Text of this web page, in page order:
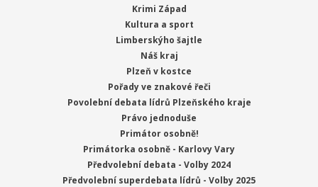
Krimi Západ
Kultura a sport
Limberskýho šajtle
Náš kraj
Plzeň v kostce
Pořady ve znakové řeči
Povolební debata lídrů Plzeňského kraje
Právo jednoduše
Primátor osobně!
Primátorka osobně - Karlovy Vary
Předvolební debata - Volby 2024
Předvolební superdebata lídrů - Volby 2025